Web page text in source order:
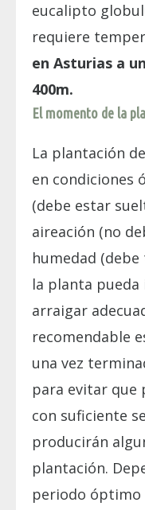
eucalipto
requiere
en Asturias a
400m.
El momento de la
La plantación
en condiciones
(debe estar
aireación (no
humedad
la planta
arraigar
recomendable
una vez
para evitar que
con suficiente
producirán
plantación.
periodo óptimo